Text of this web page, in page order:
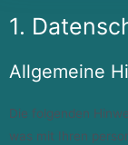
1.
Allgemeine
Die folgenden
was mit Ihren